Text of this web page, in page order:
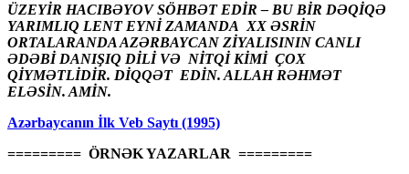
ÜZEYİR HACIBƏYOV SÖHBƏT EDİR – BU BİR DƏQİQƏ
YARIMLIQ LENT EYNİ ZAMANDA XX ƏSRİN
ORTALARANDA AZƏRBAYCAN ZİYALISININ CANLI
ƏDƏBİ DANIŞIQ DİLİ VƏ NİTQİ KİMİ ÇOX
QİYMƏTLİDİR. DİQQƏT EDİN. ALLAH RƏHMƏT
ELƏSİN. AMİN.
Azərbaycanın İlk Veb Saytı (1995)
========= ÖRNƏK YAZARLAR =========